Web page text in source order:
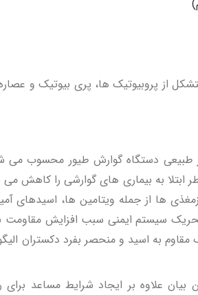
از پروبیوتیک ها، پری بیوتیک و
طبیعی دستگاه گوارش طیور محسوب می­
ها از جمله ویتامین­ ها، اسیدهای
سیستم ایمنی سبب افزایش
علاوه بر ایجاد شرایط مساعد